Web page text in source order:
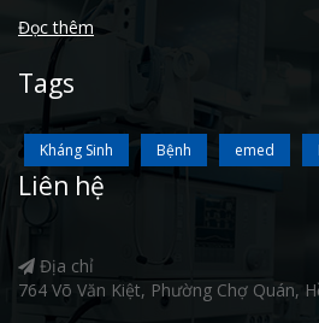
Đọc thêm
Tags
Kháng Sinh Bệnh emed
Liên hệ
Địa chỉ
764 Võ Văn Kiệt, Phường Chợ Quán,